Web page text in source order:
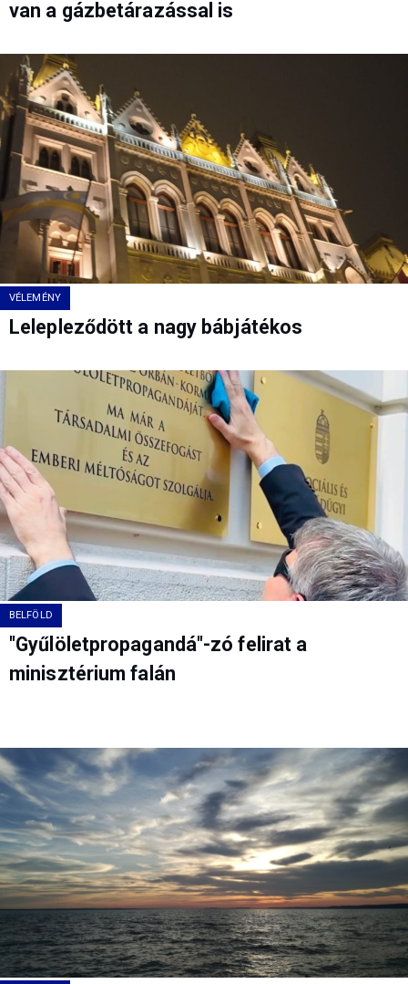
van a gázbetárazással is
VÉLEMÉNY
Lelepleződött a nagy bábjátékos
BELFÖLD
"Gyűlöletpropagandá"-zó felirat a
minisztérium falán